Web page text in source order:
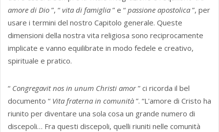
amore di Dio ”, “ vita di famiglia ” e “ passione apostolica ”, per
usare i termini del nostro Capitolo generale. Queste
dimensioni della nostra vita religiosa sono reciprocamente
implicate e vanno equilibrate in modo fedele e creativo,
spirituale e pratico.
“ Congregavit nos in unum Christi amor” ci ricorda il bel
documento “ Vita fraterna in comunità ”. “L'amore di Cristo ha
riunito per diventare una sola cosa un grande numero di
discepoli… Fra questi discepoli, quelli riuniti nelle comunità